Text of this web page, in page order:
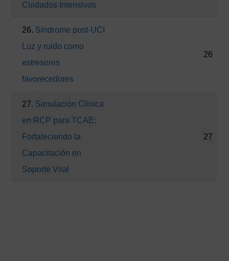
Cuidados Intensivos
26. Síndrome post-UCI
Luz y ruido como
estresores
favorecedores
26
27. Simulación Clínica
en RCP para TCAE:
Fortaleciendo la
Capacitación en
Soporte Vital
27